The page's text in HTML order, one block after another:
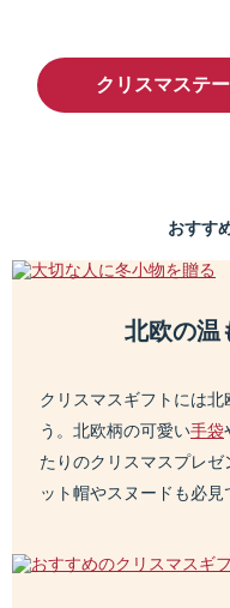
クリスマステ
おすす
北欧の温
クリスマスギフトには
う。北欧柄の可愛い手袋
たりのクリスマスプレ
ット帽やスヌードも必見